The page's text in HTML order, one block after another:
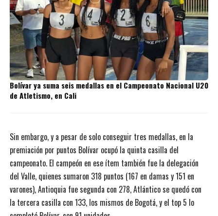
Bolívar ya suma seis medallas en el Campeonato Nacional U20
de Atletismo, en Cali
Sin embargo, y a pesar de solo conseguir tres medallas, en la
premiación por puntos Bolívar ocupó la quinta casilla del
campeonato. El campeón en ese ítem también fue la delegación
del Valle, quienes sumaron 318 puntos (167 en damas y 151 en
varones), Antioquia fue segunda con 278, Atlántico se quedó con
la tercera casilla con 133, los mismos de Bogotá, y el top 5 lo